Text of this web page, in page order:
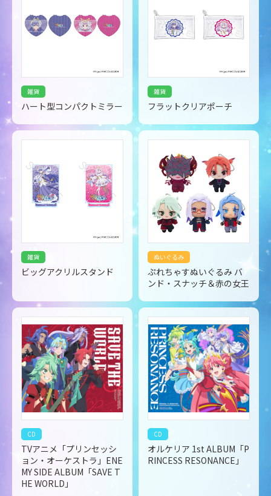
雑貨
ハート型コンパクトミラー
雑貨
フラットクリアポーチ
雑貨
ビッグアクリルスタンド
ぬいぐるみ
ぷれちゃすぬいぐるみ バ
ンド・スナッチ＆赤の女王
CD
TVアニメ「プリンセッシ
ョン・オーケストラ」ENE
MY SIDE ALBUM「SAVE T
HE WORLD」
CD
オルケリア 1st ALBUM「P
RINCESS RESONANCE」